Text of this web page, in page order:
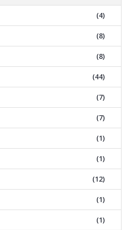
(4)
(8)
(8)
(44)
(7)
(7)
(1)
(1)
(12)
(1)
(1)